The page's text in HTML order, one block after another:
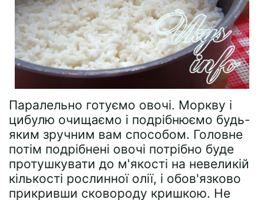
Паралельно готуємо овочі. Моркву і
цибулю очищаємо і подрібнюємо будь-
яким зручним вам способом. Головне
потім подрібнені овочі потрібно буде
протушкувати до м'якості на невеликій
кількості рослинної олії, і обов'язково
прикривши сковороду кришкою. Не